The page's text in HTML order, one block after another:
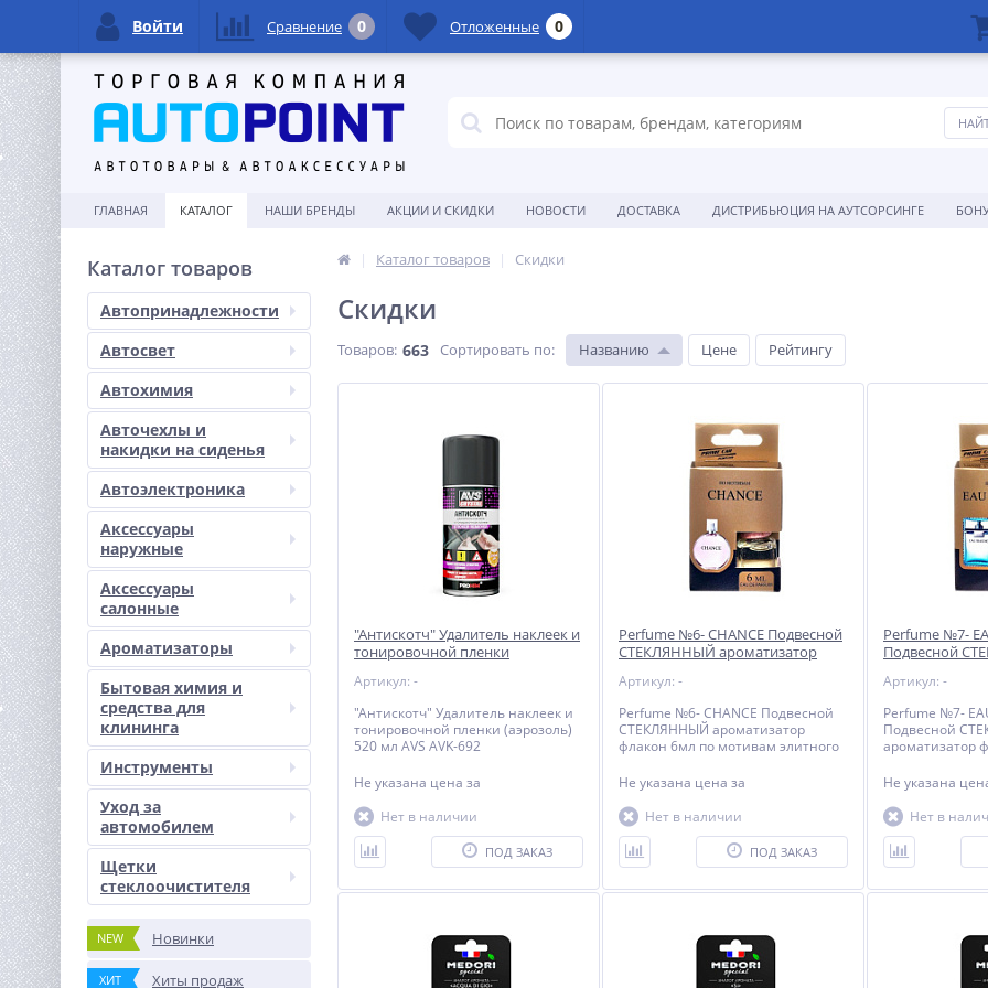
ГЛАВНАЯ КАТАЛОГ НАШИ БРЕНДЫ АКЦИИ И СКИДКИ НОВОСТИ ДОСТАВКА ДИСТРИБЬЮЦИЯ НА АУТСОРСИНГЕ
Каталог товаров
Автопринадлежности
Автосвет
Автохимия
Авточехлы и
накидки на сиденья
Автоэлектроника
Аксессуары
наружные
Аксессуары
салонные
Ароматизаторы
Бытовая химия и
средства для
клининга
Инструменты
Уход за
автомобилем
Щетки
стеклоочистителя
NEW Новинки
ХИТ Хиты продаж
Каталог товаров Скидки
Скидки
Товаров: 663 Сортировать по: Названию Цене Рейтингу
"Антискотч" Удалитель наклеек и
тонировочной пленки
Артикул: -
"Антискотч" Удалитель наклеек и
тонировочной пленки (аэрозоль)
520 мл AVS AVK-692
Не указана цена за
Нет в наличии
ПОД ЗАКАЗ
Perfume №6- CHANCE Подвесной
СТЕКЛЯННЫЙ ароматизатор
элитного парфюма
Артикул: -
Perfume №6- CHANCE Подвесной
СТЕКЛЯННЫЙ ароматизатор
флакон 6мл по мотивам элитного
Не указана цена за
Нет в наличии
ПОД ЗАКАЗ
Perfume №7-
Подвесной
мотивам
Артикул: -
Perfume №7-
Подвесной
ароматизатор
Не указана
Нет в
Войти Сравнение 0 Отложенные 0